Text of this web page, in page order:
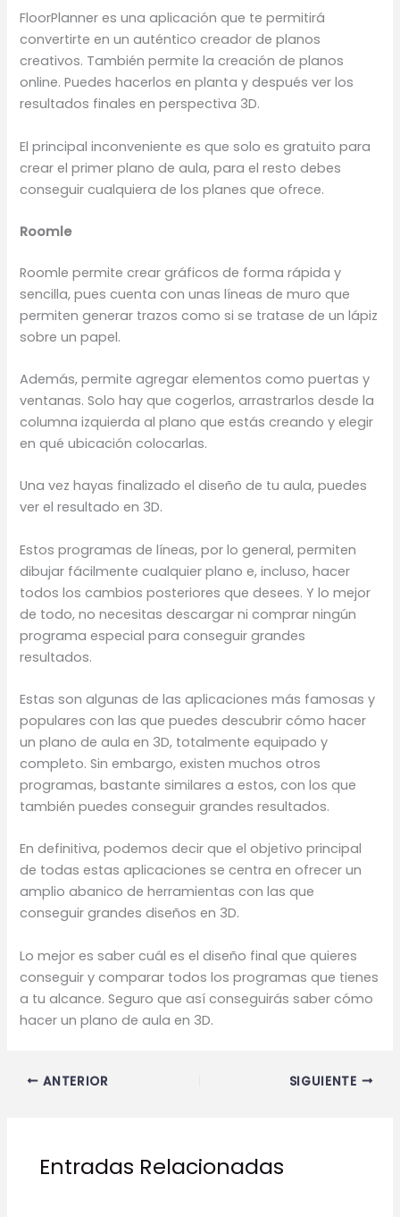
FloorPlanner es una aplicación que te permitirá
convertirte en un auténtico creador de planos
creativos. También permite la creación de planos
online. Puedes hacerlos en planta y después ver los
resultados finales en perspectiva 3D.
El principal inconveniente es que solo es gratuito para
crear el primer plano de aula, para el resto debes
conseguir cualquiera de los planes que ofrece.
Roomle
Roomle permite crear gráficos de forma rápida y
sencilla, pues cuenta con unas líneas de muro que
permiten generar trazos como si se tratase de un lápiz
sobre un papel.
Además, permite agregar elementos como puertas y
ventanas. Solo hay que cogerlos, arrastrarlos desde la
columna izquierda al plano que estás creando y elegir
en qué ubicación colocarlas.
Una vez hayas finalizado el diseño de tu aula, puedes
ver el resultado en 3D.
Estos programas de líneas, por lo general, permiten
dibujar fácilmente cualquier plano e, incluso, hacer
todos los cambios posteriores que desees. Y lo mejor
de todo, no necesitas descargar ni comprar ningún
programa especial para conseguir grandes
resultados.
Estas son algunas de las aplicaciones más famosas y
populares con las que puedes descubrir cómo hacer
un plano de aula en 3D, totalmente equipado y
completo. Sin embargo, existen muchos otros
programas, bastante similares a estos, con los que
también puedes conseguir grandes resultados.
En definitiva, podemos decir que el objetivo principal
de todas estas aplicaciones se centra en ofrecer un
amplio abanico de herramientas con las que
conseguir grandes diseños en 3D.
Lo mejor es saber cuál es el diseño final que quieres
conseguir y comparar todos los programas que tienes
a tu alcance. Seguro que así conseguirás saber cómo
hacer un plano de aula en 3D.
ANTERIOR SIGUIENTE
Entradas Relacionadas